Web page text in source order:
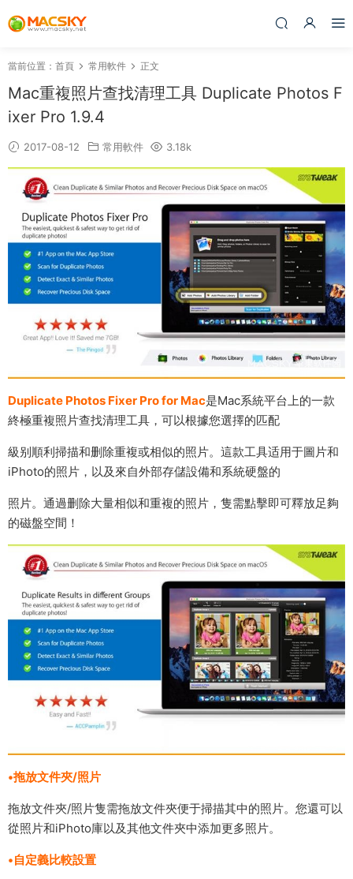
當前位置： 首頁 常用軟件 正文
Mac重複照片查找清理工具 Duplicate Photos F
ixer Pro 1.9.4
2017-08-12 常用軟件 3.18k
Duplicate Photos Fixer Pro for Mac是Mac系統平台上的一款
終極重複照片查找清理工具，可以根據您選擇的匹配
級别順利掃描和删除重複或相似的照片。這款工具适用于圖片和
iPhoto的照片，以及來自外部存儲設備和系統硬盤的
照片。通過删除大量相似和重複的照片，隻需點擊即可釋放足夠
的磁盤空間！
•拖放文件夾/照片
拖放文件夾/照片隻需拖放文件夾便于掃描其中的照片。您還可以
從照片和iPhoto庫以及其他文件夾中添加更多照片。
•自定義比較設置